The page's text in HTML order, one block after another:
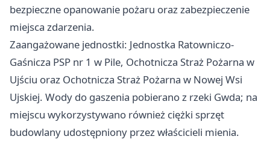
bezpieczne opanowanie pożaru oraz zabezpieczenie
miejsca zdarzenia.
Zaangażowane jednostki: Jednostka Ratowniczo-
Gaśnicza PSP nr 1 w Pile, Ochotnicza Straż Pożarna w
Ujściu oraz Ochotnicza Straż Pożarna w Nowej Wsi
Ujskiej. Wody do gaszenia pobierano z rzeki Gwda; na
miejscu wykorzystywano również ciężki sprzęt
budowlany udostępniony przez właścicieli mienia.